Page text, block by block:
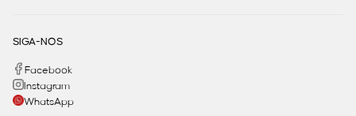
SIGA-NOS
Facebook
Instagram
WhatsApp